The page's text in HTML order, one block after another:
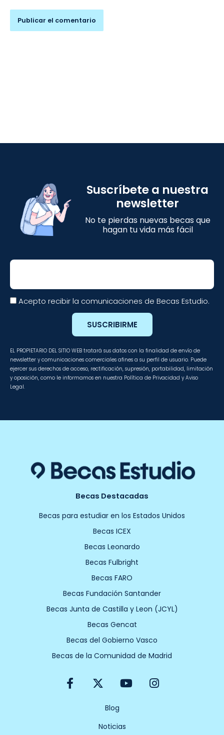
Suscríbete a nuestra
newsletter
No te pierdas nuevas becas que
hagan tu vida más fácil
Email
Acepto recibir la comunicaciones de Becas Estudio.
SUSCRIBIRME
EL PROPIETARIO DEL SITIO WEB tratará sus datos con la finalidad de envío de
newsletter y comunicaciones comerciales afines a su perfil de usuario. Puede
ejercer sus derechos de acceso, rectificación, supresión, portabilidad, limitación
y oposición, como le informamos en nuestra Política de Privacidad y Aviso
Legal.
Becas Destacadas
Becas para estudiar en los Estados Unidos
Becas ICEX
Becas Leonardo
Becas Fulbright
Becas FARO
Becas Fundación Santander
Becas Junta de Castilla y Leon (JCYL)
Becas Gencat
Becas del Gobierno Vasco
Becas de la Comunidad de Madrid
F
a
X
-
w
i
Y
o
u
I
n
Blog
Noticias